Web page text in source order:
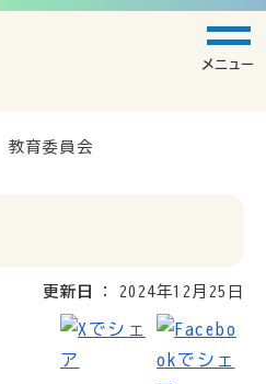
メニュー
教育委員会
更新日 2024年12月25日